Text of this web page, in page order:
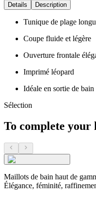
Details Description
Tunique de plage
Coupe fluide et légère
Ouverture frontale
Imprimé léopard
Idéale en sortie de bain
Sélection
To complete your
Maillots de bain haut de
Élégance, féminité,